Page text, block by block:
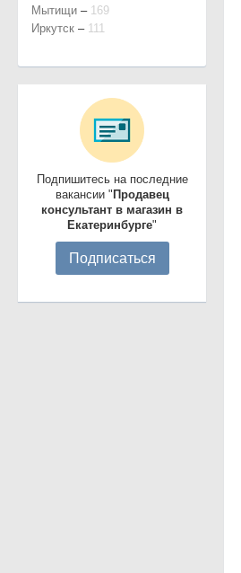
Мытищи – 169
Иркутск – 111
Подпишитесь на последние
вакансии " Продавец
консультант в магазин в
Екатеринбурге"
Подписаться